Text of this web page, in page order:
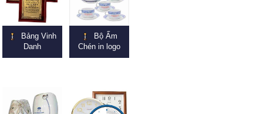
Bảng Vinh
Danh
Bộ Ấm
Chén in logo